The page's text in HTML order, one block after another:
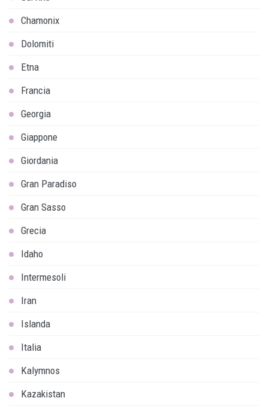
Chamonix
Dolomiti
Etna
Francia
Georgia
Giappone
Giordania
Gran Paradiso
Gran Sasso
Grecia
Idaho
Intermesoli
Iran
Islanda
Italia
Kalymnos
Kazakistan